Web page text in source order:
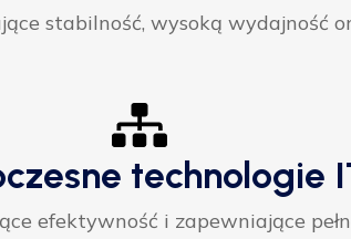
stabilność, wysoką wydajność
technologie
efektywność i zapewniające